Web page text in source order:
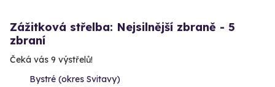
Zážitková střelba: Nejsilnější zbraně - 5
zbraní
Čeká vás 9 výstřelů!
Bystré (okres Svitavy)